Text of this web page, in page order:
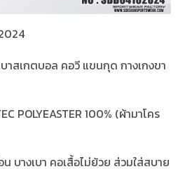
สเกตบอล คอวี แขนกุด กางเกงขา
POLYEASTER 100% (ผ้ามาโคร
บางเบา คอเสื้อไม่ย้วย ส่วมใส่สบาย